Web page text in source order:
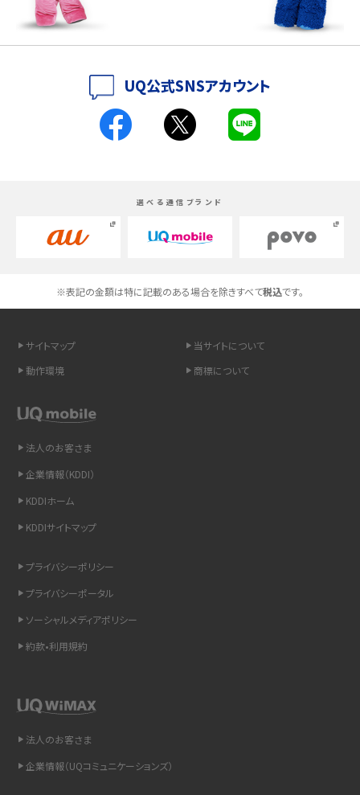
iPhone 16とiPhone 15の違いは？カメラ・スペック・機能を徹底比較
スマホが高い理由は？購入費用を抑える方法や端末を選ぶ時の注意点を解説！
高校生にスマホ制限は必要？所持率やメリット・デメリットを詳しく紹介
スマホのネット通信速度が遅い原因は？すぐできる対処法や見直すポイントを解
iCloudの使用容量を減らす9つの方法！使用状況の確認手順も紹介
インスタのDMの送り方は？便利機能の使い方や注意点をわかりやすく解説
Bluetooth®とは？Wi-Fiとの違いやスマホ・PCとの接続方法を解説
「iPhoneを探す」の使い方と設定方法を紹介！ブラウザやアプリから探す方法を
詳しく解説
Wi-Fiを快適に使うための速度はどれくらい？用途別の目安・回線ごとの平均を
UQ公式SNSアカウント
選べる通信ブランド
※表記の金額は特に記載のある場合を除きすべて税込です。
サイトマップ
当サイトについて
動作環境
商標について
法人のお客さま
企業情報（KDDI）
KDDIホーム
KDDIサイトマップ
プライバシーポリシー
プライバシーポータル
ソーシャルメディアポリシー
約款•利用規約
法人のお客さま
企業情報（UQコミュニケーションズ）